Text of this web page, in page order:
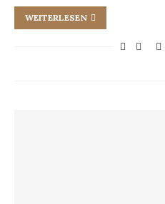
WEITERLESEN